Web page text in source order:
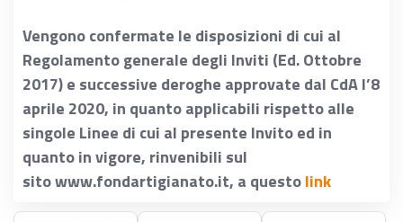
Vengono confermate le disposizioni di cui al
Regolamento generale degli Inviti (Ed. Ottobre
2017) e successive deroghe approvate dal CdA l’8
aprile 2020, in quanto applicabili rispetto alle
singole Linee di cui al presente Invito ed in
quanto in vigore, rinvenibili sul
sito www.fondartigianato.it, a questolink